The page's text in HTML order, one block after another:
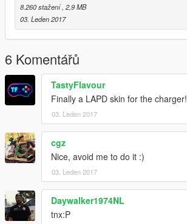
8.260 stažení , 2,9 MB
03. Leden 2017
6 Komentářů
TastyFlavour
Finally a LAPD skin for the charger!
03. Leden 2017
cgz
Nice, avoid me to do it :)
03. Leden 2017
Daywalker1974NL
tnx:P